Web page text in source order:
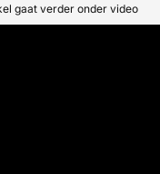
gaat verder onder video